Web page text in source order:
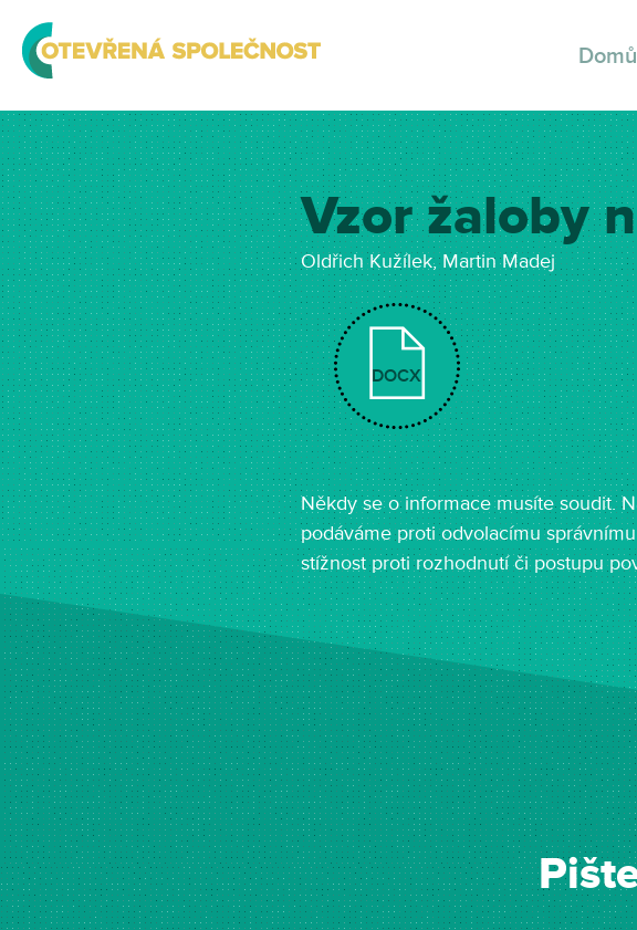
Domů
Vzor žaloby
Oldřich Kužílek, Martin Madej
DOCX
Někdy se o informace musíte soudit.
podáváme proti odvolacímu
stížnost proti rozhodnutí či postupu